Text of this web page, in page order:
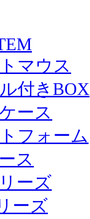
マウス
付きBOX
ース
フォーム
ス
ーズ
ーズ